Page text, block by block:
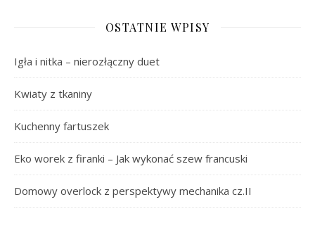
OSTATNIE WPISY
Igła i nitka – nierozłączny duet
Kwiaty z tkaniny
Kuchenny fartuszek
Eko worek z firanki – Jak wykonać szew francuski
Domowy overlock z perspektywy mechanika cz.II